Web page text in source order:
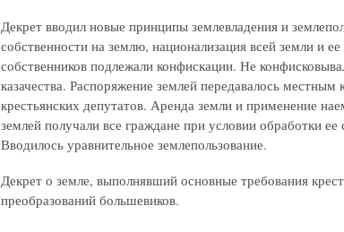
Декрет вводил новые принципы землевладения и
собственности на землю, национализация всей земли и
собственников подлежали конфискации. Не
казачества. Распоряжение землей передавалось
крестьянских депутатов. Аренда земли и применение
землей получали все граждане при условии обработки
Вводилось уравнительное землепользование.
Декрет о земле, выполнявший основные требования
преобразований большевиков.